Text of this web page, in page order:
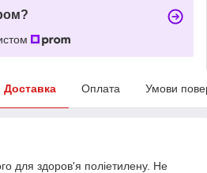
Доставка Оплата Умови
для здоров'я поліетилену. Не